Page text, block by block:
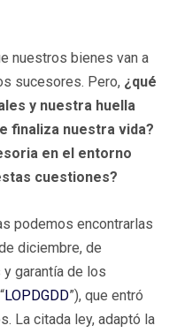
nuestros bienes van a
sucesores. Pero, ¿qué
y nuestra huella
finaliza nuestra vida?
en el entorno
cuestiones?
podemos encontrarlas
diciembre, de
garantía de los
LOPDGDD”), que entró
La citada ley, adaptó la